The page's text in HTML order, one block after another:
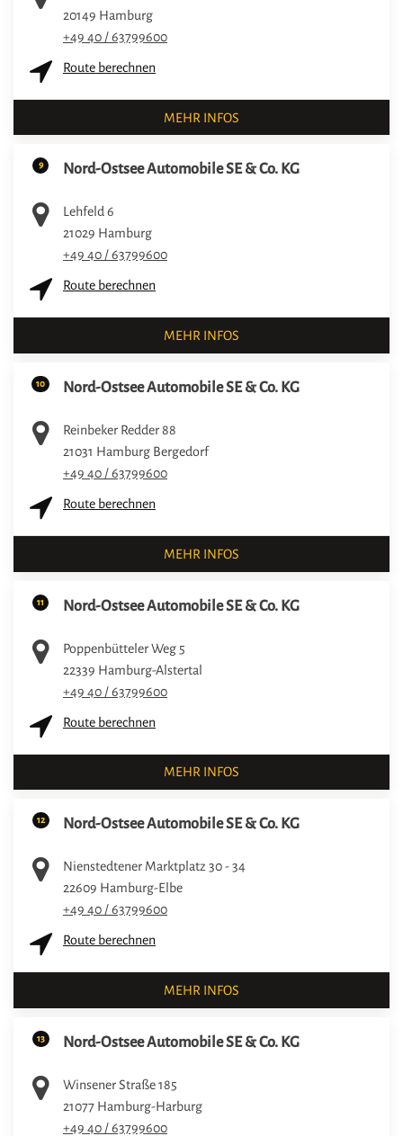
20149 Hamburg
+49 40 / 63799600
Route berechnen
MEHR INFOS
9 Nord-Ostsee Automobile SE & Co. KG
Lehfeld 6
21029 Hamburg
+49 40 / 63799600
Route berechnen
MEHR INFOS
10 Nord-Ostsee Automobile SE & Co. KG
Reinbeker Redder 88
21031 Hamburg Bergedorf
+49 40 / 63799600
Route berechnen
MEHR INFOS
11 Nord-Ostsee Automobile SE & Co. KG
Poppenbütteler Weg 5
22339 Hamburg-Alstertal
+49 40 / 63799600
Route berechnen
MEHR INFOS
12 Nord-Ostsee Automobile SE & Co. KG
Nienstedtener Marktplatz 30 - 34
22609 Hamburg-Elbe
+49 40 / 63799600
Route berechnen
MEHR INFOS
13 Nord-Ostsee Automobile SE & Co. KG
Winsener Straße 185
21077 Hamburg-Harburg
+49 40 / 63799600